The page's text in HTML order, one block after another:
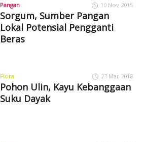
Pangan 10 Nov 2015
Sorgum, Sumber Pangan
Lokal Potensial Pengganti
Beras
Flora 23 Mar 2018
Pohon Ulin, Kayu Kebanggaan
Suku Dayak